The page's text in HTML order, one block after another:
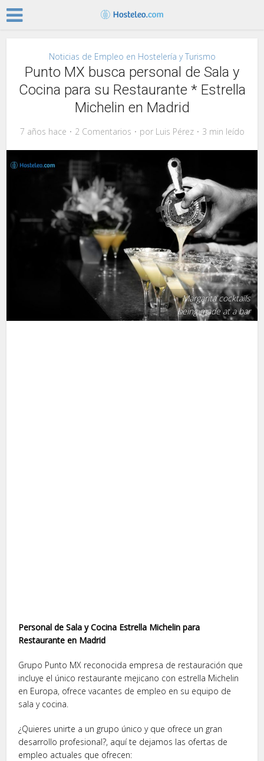
Noticias de Empleo en Hostelería y Turismo
Punto MX busca personal de Sala y
Cocina para su Restaurante * Estrella
Michelin en Madrid
7 años hace 2 Comentarios por Luis Pérez 3 min leído
Margarita cocktails
being made at a bar
Personal de Sala y Cocina Estrella Michelin para
Restaurante en Madrid
Grupo Punto MX reconocida empresa de restauración que
incluye el único restaurante mejicano con estrella Michelin
en Europa, ofrece vacantes de empleo en su equipo de
sala y cocina.
¿Quieres unirte a un grupo único y que ofrece un gran
desarrollo profesional?, aquí te dejamos las ofertas de
empleo actuales que ofrecen: